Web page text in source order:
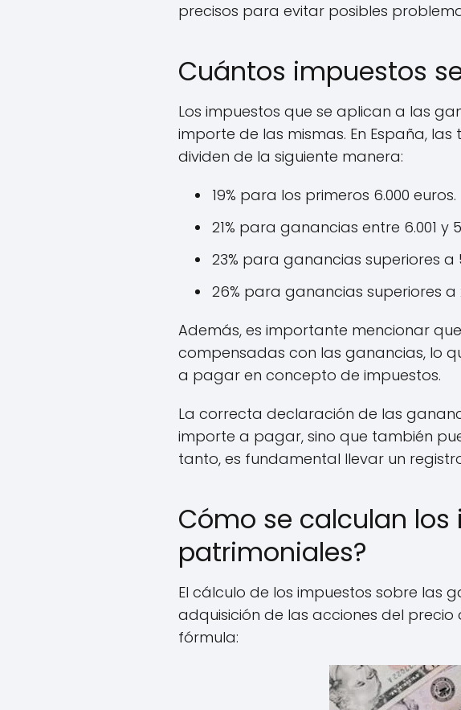
precisos para evitar posibles
Cuántos impuestos
Los impuestos que se aplican a las
importe de las mismas. En España,
dividen de la siguiente manera:
19% para los primeros 6.000 euros.
21% para ganancias entre 6.001 y
23% para ganancias superiores a
26% para ganancias superiores a
Además, es importante mencionar
compensadas con las ganancias, lo
a pagar en concepto de impuestos.
La correcta declaración de las
importe a pagar, sino que también
tanto, es fundamental llevar un
Cómo se calculan
patrimoniales?
El cálculo de los impuestos sobre las
adquisición de las acciones del precio
fórmula: